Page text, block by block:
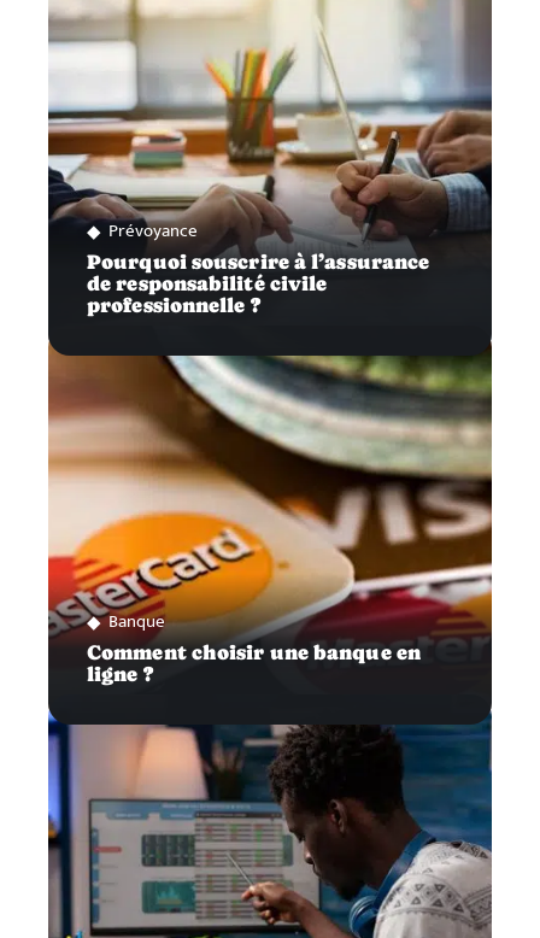
Prévoyance
Pourquoi souscrire à l’assurance
de responsabilité civile
professionnelle ?
Banque
Comment choisir une banque en
ligne ?